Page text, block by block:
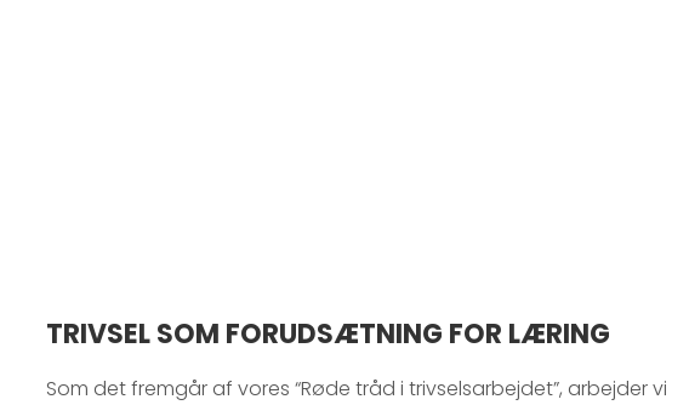
TRIVSEL SOM FORUDSÆTNING FOR LÆRING
Som det fremgår af vores “Røde tråd i trivselsarbejdet”, arbejder vi